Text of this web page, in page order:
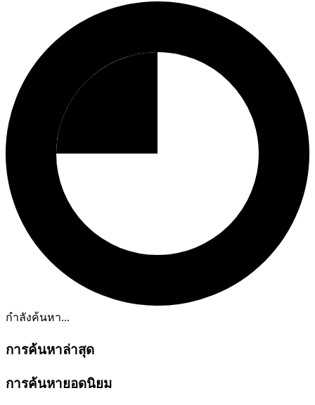
กำลังค้นหา...
การค้นหาล่าสุด
การค้นหายอดนิยม